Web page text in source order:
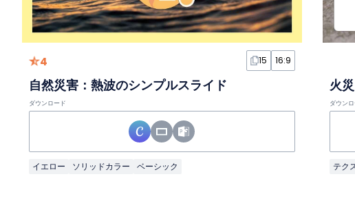
4 15 16:9
自然災害：熱波のシンプルスライド
ダウンロード
イエロー ソリッドカラー ベーシック
ダウン
テク